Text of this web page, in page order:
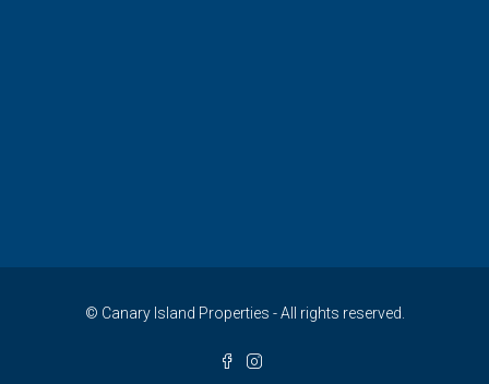
© Canary Island Properties - All rights reserved.